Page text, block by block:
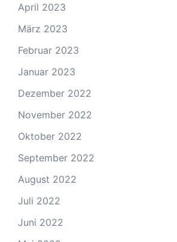
April 2023
März 2023
Februar 2023
Januar 2023
Dezember 2022
November 2022
Oktober 2022
September 2022
August 2022
Juli 2022
Juni 2022